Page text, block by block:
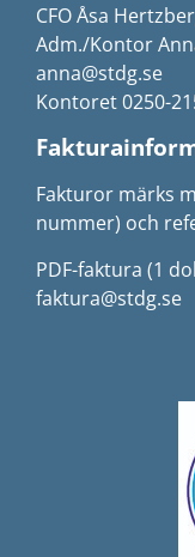
CFO Åsa
Adm./Kontor
anna@stdg.se
Kontoret 0250-
Fakturor märks
nummer) och
PDF-faktura (1
faktura@stdg.se